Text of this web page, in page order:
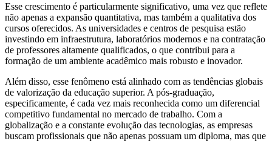
Esse crescimento é particularmente significativo, uma vez que reflete
não apenas a expansão quantitativa, mas também a qualitativa dos
cursos oferecidos. As universidades e centros de pesquisa estão
investindo em infraestrutura, laboratórios modernos e na contratação
de professores altamente qualificados, o que contribui para a
formação de um ambiente acadêmico mais robusto e inovador.
Além disso, esse fenômeno está alinhado com as tendências globais
de valorização da educação superior. A pós-graduação,
especificamente, é cada vez mais reconhecida como um diferencial
competitivo fundamental no mercado de trabalho. Com a
globalização e a constante evolução das tecnologias, as empresas
buscam profissionais que não apenas possuam um diploma, mas que